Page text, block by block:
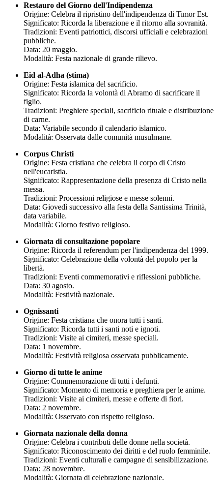
Restauro del Giorno dell'Indipendenza
Origine: Celebra il ripristino dell'indipendenza di Timor Est.
Significato: Ricorda la liberazione e il ritorno alla sovranità.
Tradizioni: Eventi patriottici, discorsi ufficiali e celebrazioni
pubbliche.
Data: 20 maggio.
Modalità: Festa nazionale di grande rilievo.
Eid al-Adha (stima)
Origine: Festa islamica del sacrificio.
Significato: Ricorda la volontà di Abramo di sacrificare il
figlio.
Tradizioni: Preghiere speciali, sacrificio rituale e distribuzione
di carne.
Data: Variabile secondo il calendario islamico.
Modalità: Osservata dalle comunità musulmane.
Corpus Christi
Origine: Festa cristiana che celebra il corpo di Cristo
nell'eucaristia.
Significato: Rappresentazione della presenza di Cristo nella
messa.
Tradizioni: Processioni religiose e messe solenni.
Data: Giovedì successivo alla festa della Santissima Trinità,
data variabile.
Modalità: Giorno festivo religioso.
Giornata di consultazione popolare
Origine: Ricorda il referendum per l'indipendenza del 1999.
Significato: Celebrazione della volontà del popolo per la
libertà.
Tradizioni: Eventi commemorativi e riflessioni pubbliche.
Data: 30 agosto.
Modalità: Festività nazionale.
Ognissanti
Origine: Festa cristiana che onora tutti i santi.
Significato: Ricorda tutti i santi noti e ignoti.
Tradizioni: Visite ai cimiteri, messe speciali.
Data: 1 novembre.
Modalità: Festività religiosa osservata pubblicamente.
Giorno di tutte le anime
Origine: Commemorazione di tutti i defunti.
Significato: Momento di memoria e preghiera per le anime.
Tradizioni: Visite ai cimiteri, messe e offerte di fiori.
Data: 2 novembre.
Modalità: Osservato con rispetto religioso.
Giornata nazionale della donna
Origine: Celebra i contributi delle donne nella società.
Significato: Riconoscimento dei diritti e del ruolo femminile.
Tradizioni: Eventi culturali e campagne di sensibilizzazione.
Data: 28 novembre.
Modalità: Giornata di celebrazione nazionale.